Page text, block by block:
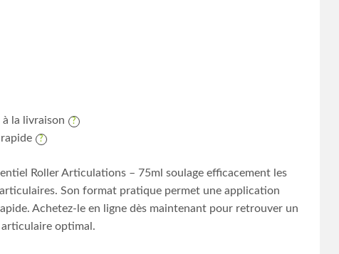
à la livraison
Roller Articulations – 75ml soulage efficacement les
Son format pratique permet une application
Achetez-le en ligne dès maintenant pour retrouver un
optimal.